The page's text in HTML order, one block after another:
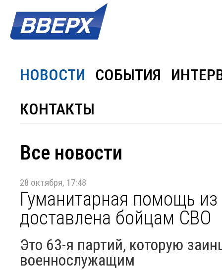
НОВОСТИ СОБЫТИЯ
КОНТАКТЫ
Все новости
28 октября, 17:48
Гуманитарная помощь
доставлена бойцам СВО
Это 63-я партий, которую
военнослужащим